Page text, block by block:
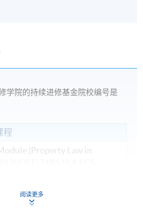
学院的持续进修基金院校编号是
程
(Property Law in
業應用法律（四級）） [註: 此
阅读更多